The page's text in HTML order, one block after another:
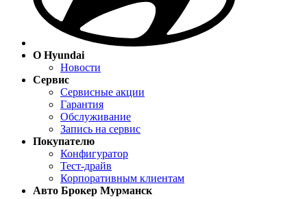
О Hyundai
Новости
Сервис
Сервисные акции
Гарантия
Обслуживание
Запись на сервис
Покупателю
Конфигуратор
Тест-драйв
Корпоративным клиентам
Авто Брокер Мурманск